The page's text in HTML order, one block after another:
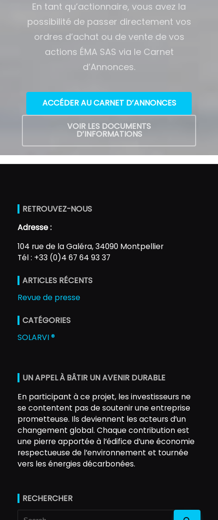
En tant qu’actionnaire, vous avez la
possibilité de passer directement vos
ordres d’achat ou de vente de vos
actions ÉMA SAS via le Carnet
d’Annonces.
ACCÉDER AU CARNET D’ANNONCES
VOIR LES DOCUMENTS
D’INFORMATIONS
RETROUVEZ-NOUS
Adresse :
104 rue de la Galéra, 34090 Montpellier
Tél : +33 (0)4 67 64 93 37
ARTICLES RÉCENTS
Revue de presse
CATÉGORIES
SOLARVI ®
UN APPEL À BÂTIR UN AVENIR DURABLE
En participant à ce projet, les investisseurs ne
se contentent pas de soutenir une entreprise
prometteuse. Ils deviennent les acteurs d’un
changement global. Chaque contribution est
une pierre apportée à l’édifice d’une économie
respectueuse de l’environnement et tournée
vers les énergies décarbonées.
RECHERCHER
Search